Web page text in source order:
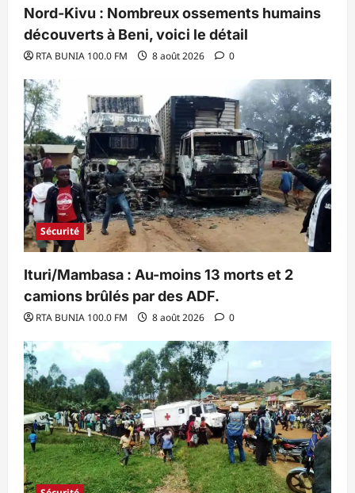
Nord-Kivu : Nombreux ossements humains
découverts à Beni, voici le détail
RTA BUNIA 100.0 FM 8 août 2026 0
Sécurité
Ituri/Mambasa : Au-moins 13 morts et 2
camions brûlés par des ADF.
RTA BUNIA 100.0 FM 8 août 2026 0